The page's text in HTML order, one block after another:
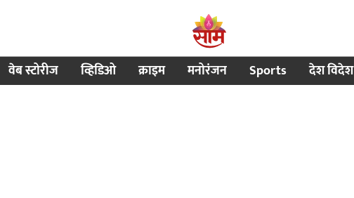
वेब स्टोरीज व्हिडिओ क्राइम मनोरंजन Sports देश विदेश